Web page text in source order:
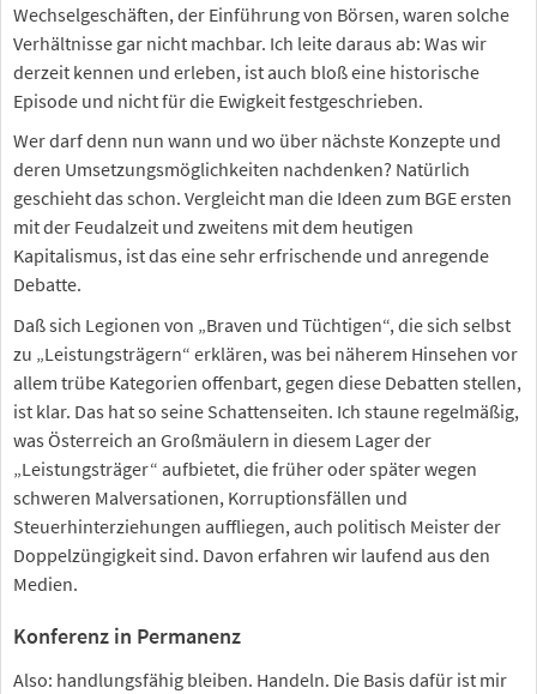
Wechselgeschäften, der Einführung von Börsen, waren solche
Verhältnisse gar nicht machbar. Ich leite daraus ab: Was wir
derzeit kennen und erleben, ist auch bloß eine historische
Episode und nicht für die Ewigkeit festgeschrieben.
Wer darf denn nun wann und wo über nächste Konzepte und
deren Umsetzungsmöglichkeiten nachdenken? Natürlich
geschieht das schon. Vergleicht man die Ideen zum BGE ersten
mit der Feudalzeit und zweitens mit dem heutigen
Kapitalismus, ist das eine sehr erfrischende und anregende
Debatte.
Daß sich Legionen von „Braven und Tüchtigen“, die sich selbst
zu „Leistungsträgern“ erklären, was bei näherem Hinsehen vor
allem trübe Kategorien offenbart, gegen diese Debatten stellen,
ist klar. Das hat so seine Schattenseiten. Ich staune regelmäßig,
was Österreich an Großmäulern in diesem Lager der
„Leistungsträger“ aufbietet, die früher oder später wegen
schweren Malversationen, Korruptionsfällen und
Steuerhinterziehungen auffliegen, auch politisch Meister der
Doppelzüngigkeit sind. Davon erfahren wir laufend aus den
Medien.
Konferenz in Permanenz
Also: handlungsfähig bleiben. Handeln. Die Basis dafür ist mir